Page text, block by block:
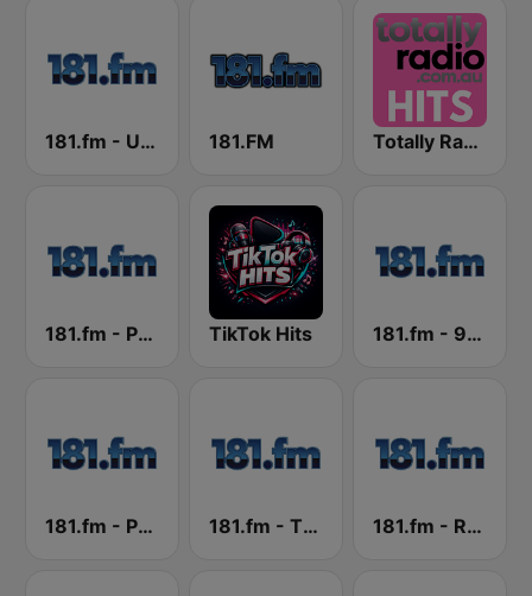
181.fm - UK top 40 181.FM Totally Radio Hits
181.fm - Party 181 TikTok Hits 181.fm - 90's Dance
181.fm - Power 181 (Top 40) 181.fm - The Eagle 181.fm - Rock 40